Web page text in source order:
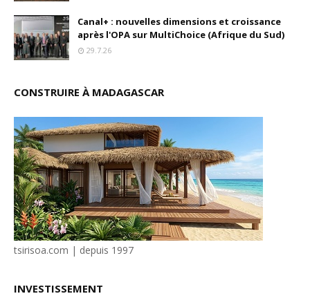
Canal+ : nouvelles dimensions et croissance
après l'OPA sur MultiChoice (Afrique du Sud)
29.7.26
CONSTRUIRE À MADAGASCAR
tsirisoa.com | depuis 1997
INVESTISSEMENT